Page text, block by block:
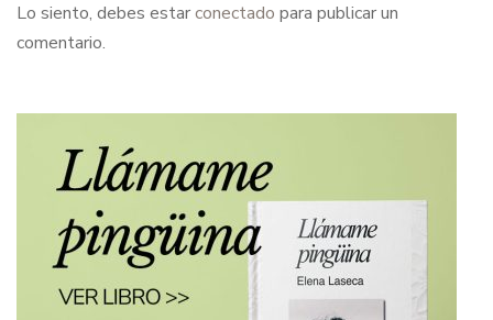
Lo siento, debes estarconectado para publicar un
comentario.